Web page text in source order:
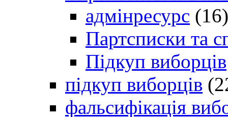
адмінресурс (16)
Партсписки та
Підкуп виборців
підкуп виборців
фальсифікація